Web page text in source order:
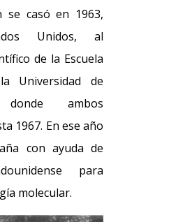
se casó en 1963,
Unidos, al
de la Escuela
Universidad de
ambos
1967. En ese año
con ayuda de
para
molecular.